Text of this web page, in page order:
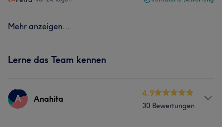
Mehr anzeigen...
Lerne das Team kennen
A Anahita
4.9
30 Bewertungen